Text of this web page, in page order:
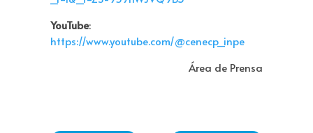
YouTube:
https://www.youtube.com/@cenecp_inpe
Área de Prensa